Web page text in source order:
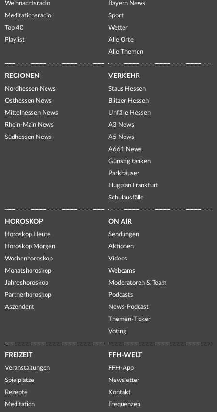
Weihnachtsradio
Meditationsradio
Top 40
Playlist
Bayern News
Sport
Wetter
Alle Orte
Alle Themen
REGIONEN
Nordhessen News
Osthessen News
Mittelhessen News
Rhein-Main News
Südhessen News
VERKEHR
Staus Hessen
Blitzer Hessen
Unfälle Hessen
A3 News
A5 News
A661 News
Günstig tanken
Parkhäuser
Flugplan Frankfurt
Schulausfälle
HOROSKOP
Horoskop Heute
Horoskop Morgen
Wochenhoroskop
Monatshoroskop
Jahreshoroskop
Partnerhoroskop
Aszendent
ON AIR
Sendungen
Aktionen
Videos
Webcams
Moderatoren & Team
Podcasts
News-Podcast
Themen-Ticker
Voting
FREIZEIT
Veranstaltungen
Spielplätze
Rezepte
Meditation
FFH-WELT
FFH-App
Newsletter
Kontakt
Frequenzen